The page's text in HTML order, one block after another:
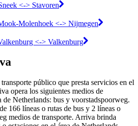
<-> Stavoren
Molenhoek <-> Nijmegen
<-> Valkenburg
público que presta servicios en el
opera los siguientes medios de
de Netherlands: bus y voorstadspoorweg.
166 líneas o rutas de bus y 2 líneas o
medios de transporte. Arriva brinda